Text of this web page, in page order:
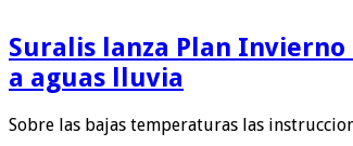
Suralis lanza Plan
a aguas lluvia
Sobre las bajas temperaturas las